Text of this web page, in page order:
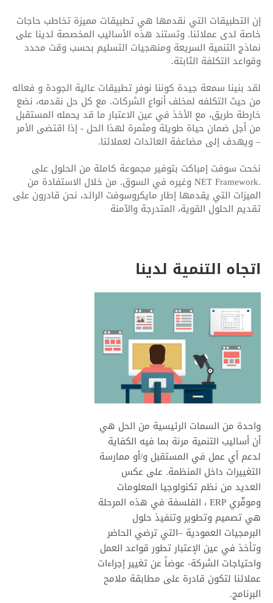
إن التطبيقات التي نقدمها هي تطبيقات مميزة تخاطب حاجات
خاصة لدى عملائنا. وتستند هذه الأساليب المخصصة لدينا على
نماذج التنمية السريعة ومنهجيات التسليم بحسب وقت محدد
وقواعد التكلفة الثابتة.
لقد بنينا سمعة جيدة كوننا نوفر تطبيقات عالية الجودة و فعاله
من حيث التكلفه لمخلف أنواع الشركات. مع كل حل نقدمه، نضع
خارطة طريق، مع الأخذ في عين الاعتبار ما قد يحمله المستقبل
من أجل ضمان حياة طويلة ومثمرة لهذا الحل - إذا اقتضى الأمر
– ويهدف إلى مضاعفة العائدات لعملائنا.
نخحت سوفت إمباكت بتوفير مجموعة كاملة من الحلول على
.NET Framework وغيره في السوق. من خلال الاستفادة من
الميزات التي يقدمها إطار مايكروسوفت الرائد، نحن قادرون على
تقديم الحلول القوية، المتدرجة والآمنة
اتجاه التنمية لدينا
واحدة من السمات الرئيسية من الحل هي
أن أساليب التنمية مرنة بما فيه الكفاية
لدعم أي عمل في المستقبل و/أو ممارسة
التغييرات داخل المنظمة. على عكس
العديد من نظم تكنولوجيا المعلومات
وموفّري ERP ، الفلسفة في هذه المرحلة
هي تصميم وتطوير وتنفيذ حلول
البرمجيات العمودية –التي ترضي الحاضر
وتأخذ في عين الإعتبار تطور قواعد العمل
واحتياجات الشركة- عوضاً عن تغيير إجراءات
عملائنا لتكون قادرة على مطابقة ملامح
البرنامج.